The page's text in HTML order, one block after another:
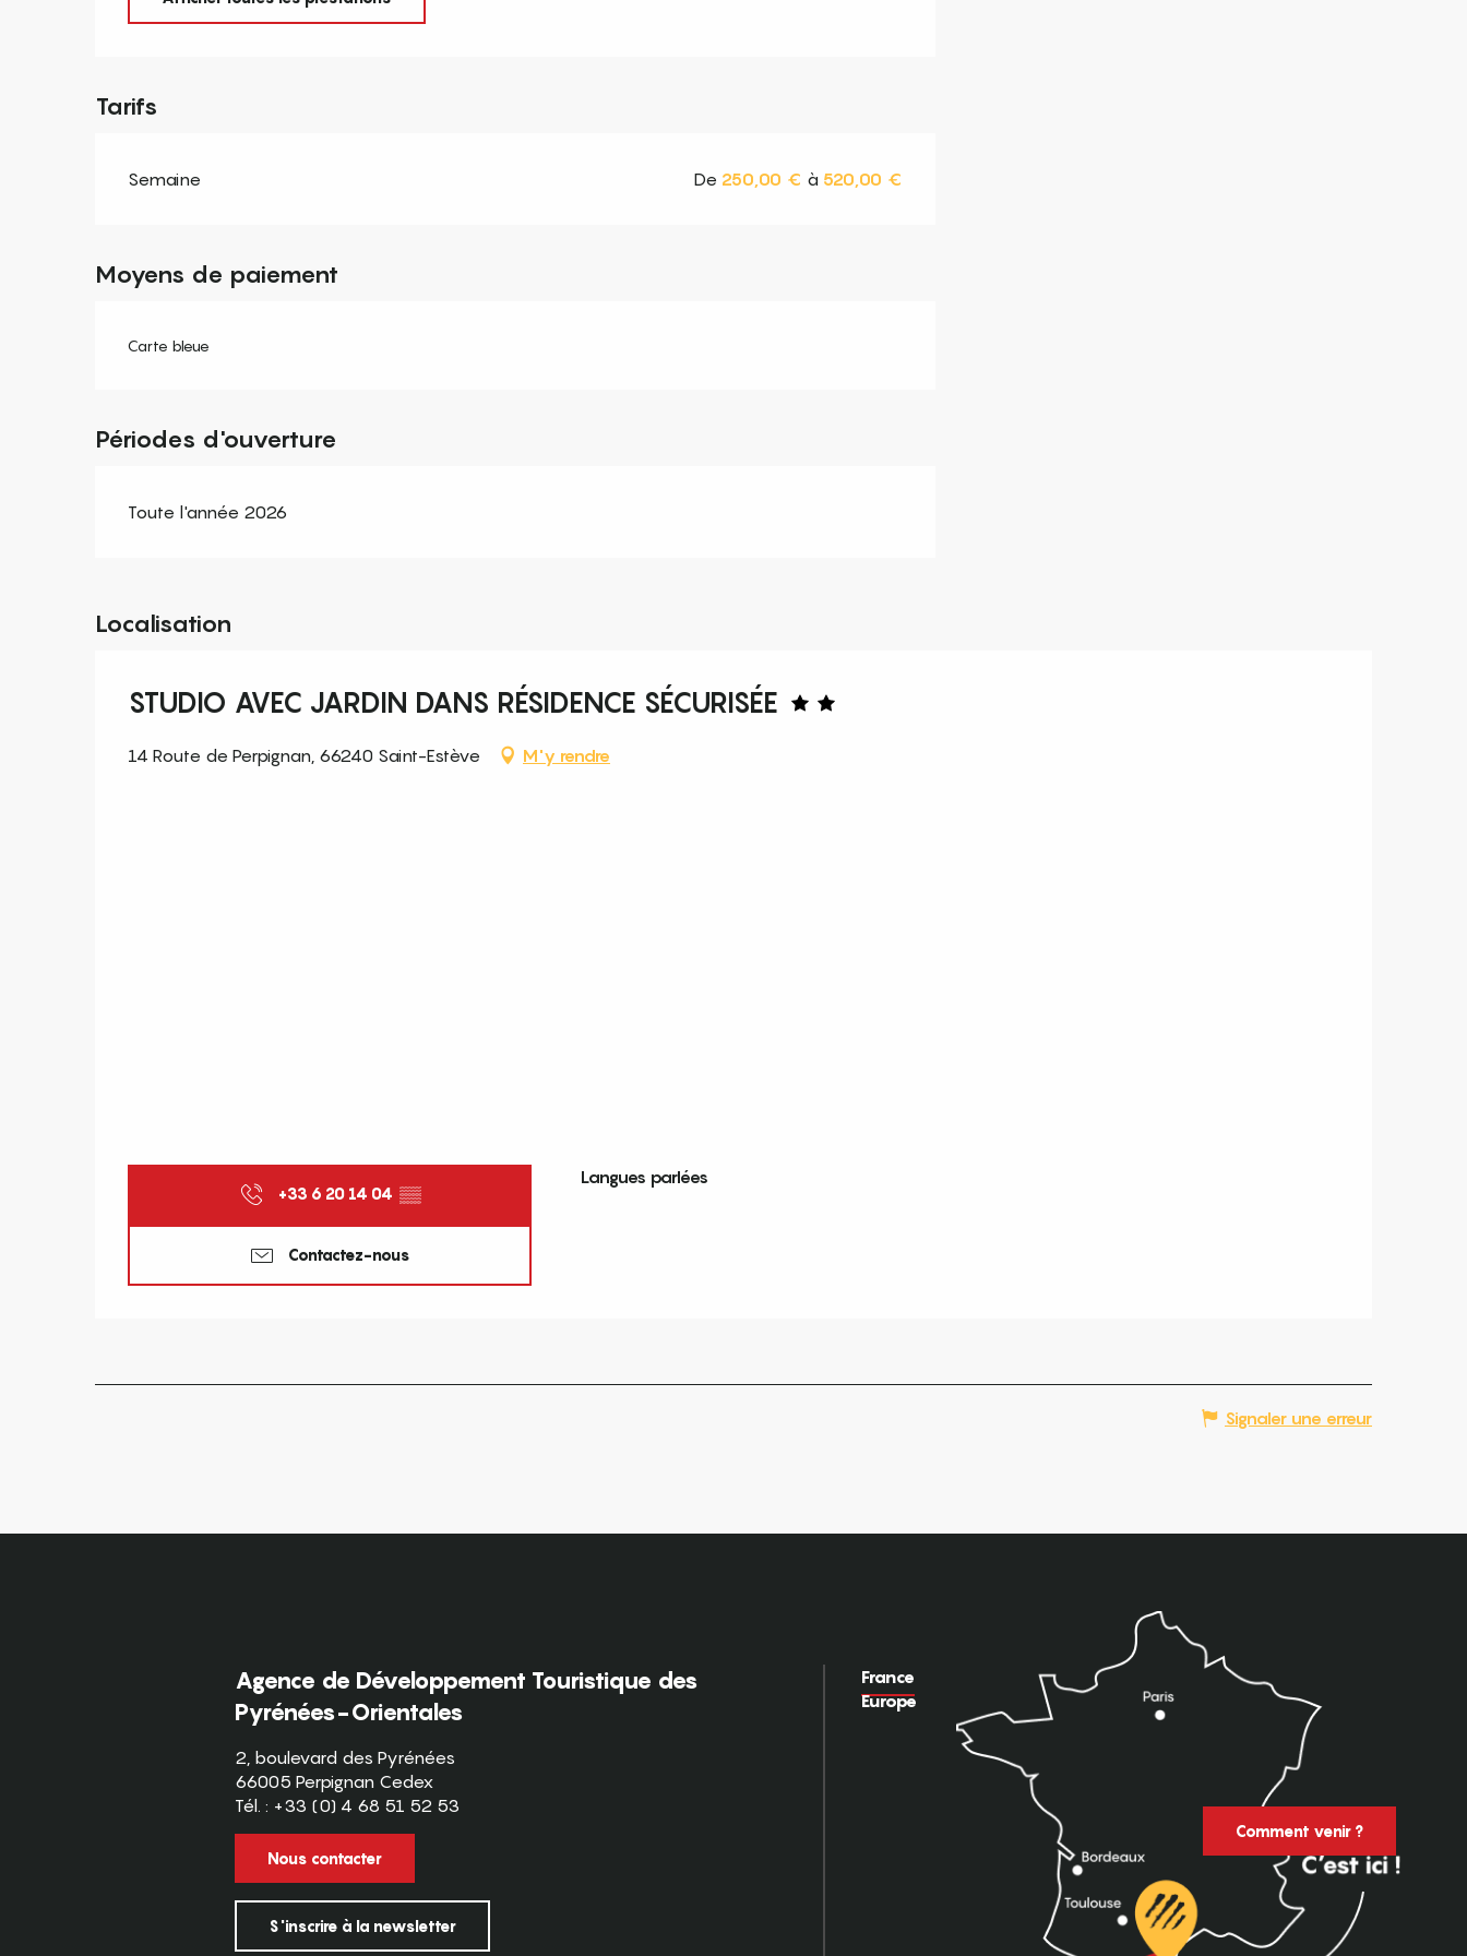
Tarifs
Semaine De 250,00 € à 520,00 €
Moyens de paiement
Carte bleue
Périodes d'ouverture
Toute l'année 2026
Localisation
STUDIO AVEC JARDIN DANS RÉSIDENCE SÉCURISÉE
14 Route de Perpignan, 66240 Saint-Estève M'y rendre
+33 6 20 14 04 ▒▒
Contactez-nous
Langues parlées
Langues parlées
Signaler une erreur
Agence de Développement Touristique des
Pyrénées-Orientales
2, boulevard des Pyrénées
66005 Perpignan Cedex
Tél. : +33 (0) 4 68 51 52 53
Nous contacter
S'inscrire à la newsletter
France
Europe
Comment venir ?